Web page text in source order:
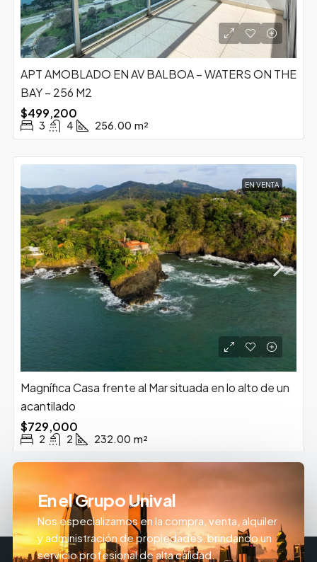
APT AMOBLADO EN AV BALBOA – WATERS ON THE
BAY – 256 M2
$499,200
3 4 256.00 m²
EN VENTA
Magnífica Casa frente al Mar situada en lo alto de un
acantilado
$729,000
2 2 232.00 m²
En el Grupo Unival
Nos especializamos en la compra, venta, alquiler
y administración de propiedades, brindando un
servicio profesional de alta calidad.